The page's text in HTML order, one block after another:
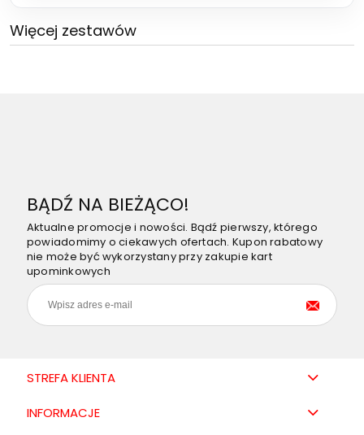
Więcej zestawów
BĄDŹ NA BIEŻĄCO!
Aktualne promocje i nowości. Bądź pierwszy, którego
powiadomimy o ciekawych ofertach. Kupon rabatowy
nie może być wykorzystany przy zakupie kart
upominkowych
STREFA KLIENTA
INFORMACJE